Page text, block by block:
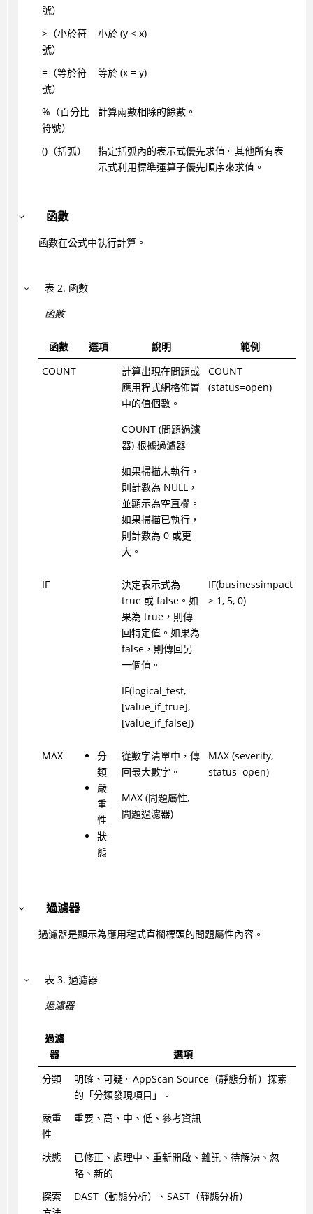
號）
>（小於符
號）
小於 (y < x)
=（等於符
號）
等於 (x = y)
%（百分比
符號）
計算兩數相除的餘數。
()（括弧）
指定括弧內的表示式優先求值。其他所有表
示式利用標準運算子優先順序來求值。
函數
函數在公式中執行計算。
表 2. 函數
函數
函數 選項 說明
範例
COUNT
計算出現在問題或
應用程式網格佈置
中的值個數。
COUNT (問題過濾
器) 根據過濾器
如果掃描未執行，
則計數為 NULL，
並顯示為空直欄。
如果掃描已執行，
則計數為 0 或更
大。
COUNT
(status=open)
IF
決定表示式為
true 或 false。如
果為 true，則傳
回特定值。如果為
false，則傳回另
一個值。
IF(logical_test,
[value_if_true],
[value_if_false])
IF(businessimpact
> 1, 5, 0)
MAX
分
類
嚴
重
性
狀
態
從數字清單中，傳
回最大數字。
MAX (問題屬性,
問題過濾器)
MAX (severity,
status=open)
過濾器
過濾器是顯示為應用程式直欄標頭的問題屬性內容。
表 3.過濾器
過濾器
過濾
器
選項
分類
明確、可疑。AppScan Source（靜態分析）探索
的「分類發現項目」。
嚴重
性
重要、高、中、低、參考資訊
狀態
已修正、處理中、重新開啟、雜訊、待解決、忽
略、新的
探索
DAST（動態分析）、SAST（靜態分析）